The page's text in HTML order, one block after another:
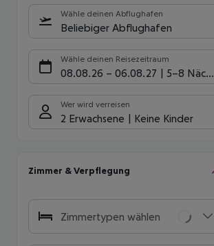
Wähle deinen Abflughafen
Beliebiger Abflughafen
Wähle deinen Reisezeitraum
08.08.26 – 06.08.27 5-8 Nächte
Wer wird verreisen
2 Erwachsene Keine Kinder
Zimmer & Verpflegung
Zimmertypen wählen